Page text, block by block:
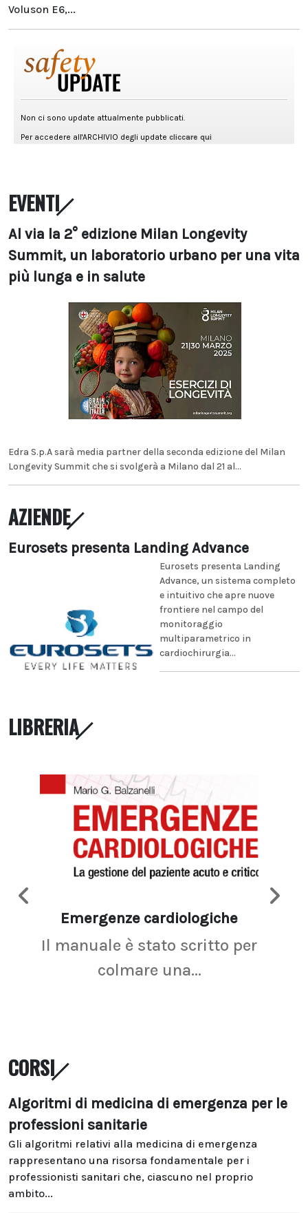
Voluson E6,...
EVENTI
Al via la 2° edizione Milan Longevity
Summit, un laboratorio urbano per una vita
più lunga e in salute
Edra S.p.A sarà media partner della seconda edizione del Milan
Longevity Summit che si svolgerà a Milano dal 21 al...
AZIENDE
Eurosets presenta Landing Advance
Eurosets presenta Landing
Advance, un sistema completo
e intuitivo che apre nuove
frontiere nel campo del
monitoraggio
multiparametrico in
cardiochirurgia...
LIBRERIA
Emergenze cardiologiche
Il manuale è stato scritto per
colmare una...
CORSI
Algoritmi di medicina di emergenza per le
professioni sanitarie
Gli algoritmi relativi alla medicina di emergenza
rappresentano una risorsa fondamentale per i
professionisti sanitari che, ciascuno nel proprio
ambito...